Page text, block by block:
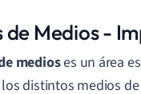
de Medios -
medioses un área
distintos medios